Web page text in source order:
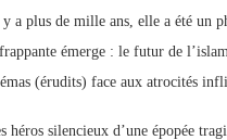
a plus de mille ans, elle a été un
émerge : le futur de
(érudits) face aux atrocités
héros silencieux d’une épopée